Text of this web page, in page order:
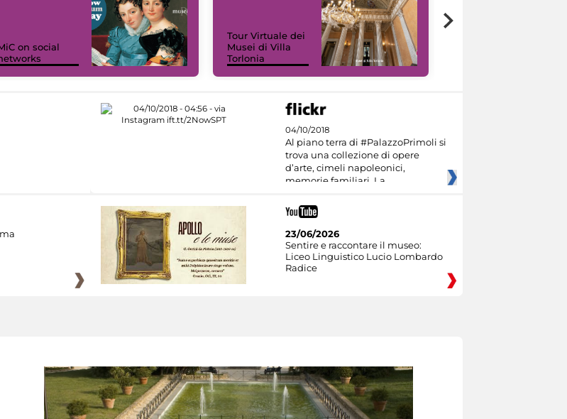
on social
Tour Virtuale dei
Musei di Villa
Torlonia
04/10/2018
Al piano terra di #PalazzoPrimoli si
trova una collezione di opere
d’arte, cimeli napoleonici,
memorie familiari. La
23/06/2026
Sentire e raccontare il museo:
Liceo Linguistico Lucio Lombardo
Radice